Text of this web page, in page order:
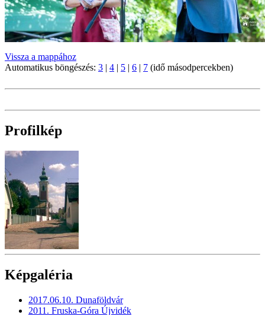
Vissza a mappához
Automatikus böngészés: 3 | 4 | 5 | 6 | 7 (idő másodpercekben)
Profilkép
Képgaléria
2017.06.10. Dunaföldvár
2011. Fruska-Góra Újvidék